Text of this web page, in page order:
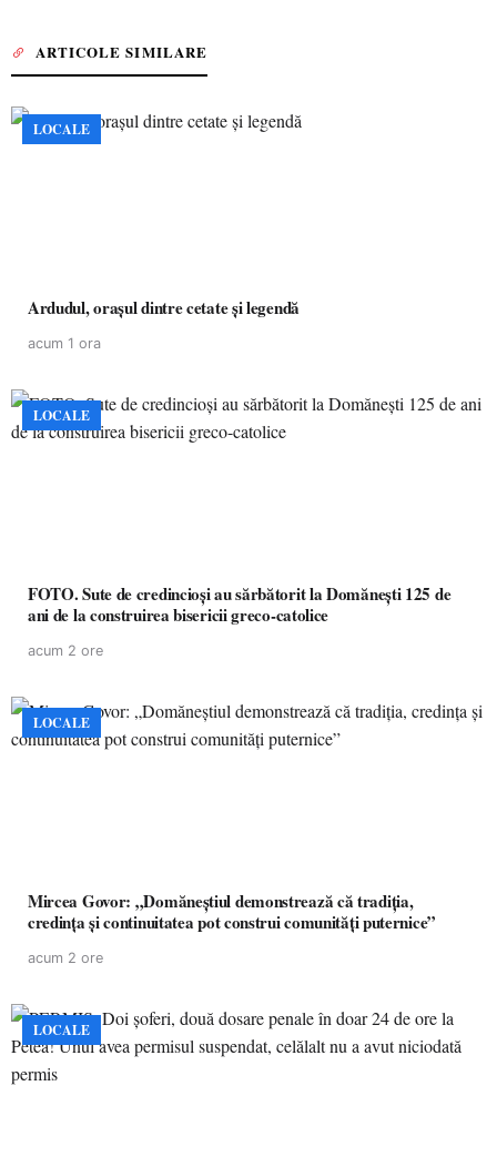
ARTICOLE SIMILARE
LOCALE
Ardudul, orașul dintre cetate și legendă
acum 1 ora
LOCALE
FOTO. Sute de credincioși au sărbătorit la Domănești 125 de
ani de la construirea bisericii greco-catolice
acum 2 ore
LOCALE
Mircea Govor: „Domăneștiul demonstrează că tradiția,
credința și continuitatea pot construi comunități puternice”
acum 2 ore
LOCALE